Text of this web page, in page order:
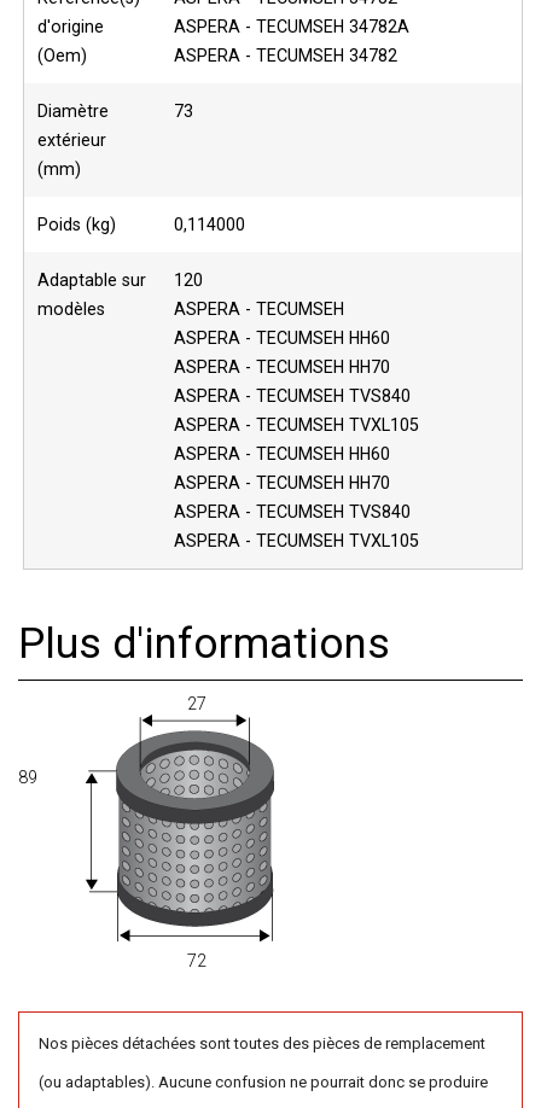
d'origine
(Oem)
ASPERA - TECUMSEH 34782A
ASPERA - TECUMSEH 34782
Diamètre
extérieur
(mm)
73
Poids (kg) 0,114000
Adaptable sur
modèles
120
ASPERA - TECUMSEH
ASPERA - TECUMSEH HH60
ASPERA - TECUMSEH HH70
ASPERA - TECUMSEH TVS840
ASPERA - TECUMSEH TVXL105
ASPERA - TECUMSEH HH60
ASPERA - TECUMSEH HH70
ASPERA - TECUMSEH TVS840
ASPERA - TECUMSEH TVXL105
Plus d'informations
27
89
72
Nos pièces détachées sont toutes des pièces de remplacement
(ou adaptables). Aucune confusion ne pourrait donc se produire